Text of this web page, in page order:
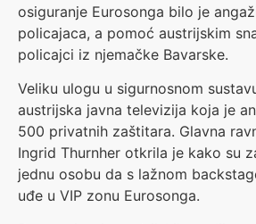
osiguranje Eurosonga bilo je
policajaca, a pomoć austrijskim
policajci iz njemačke Bavarske.
Veliku ulogu u sigurnosnom
austrijska javna televizija koja je
500 privatnih zaštitara. Glavna
Ingrid Thurnher otkrila je kako su
jednu osobu da s lažnom
uđe u VIP zonu Eurosonga.